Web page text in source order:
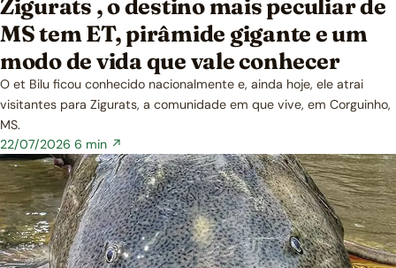
MS tem ET, pirâmide gigante e um
modo de vida que vale conhecer
O et Bilu ficou conhecido nacionalmente e, ainda hoje, ele atrai
visitantes para Zigurats, a comunidade em que vive, em Corguinho,
MS.
22/07/2026 6 min ↗